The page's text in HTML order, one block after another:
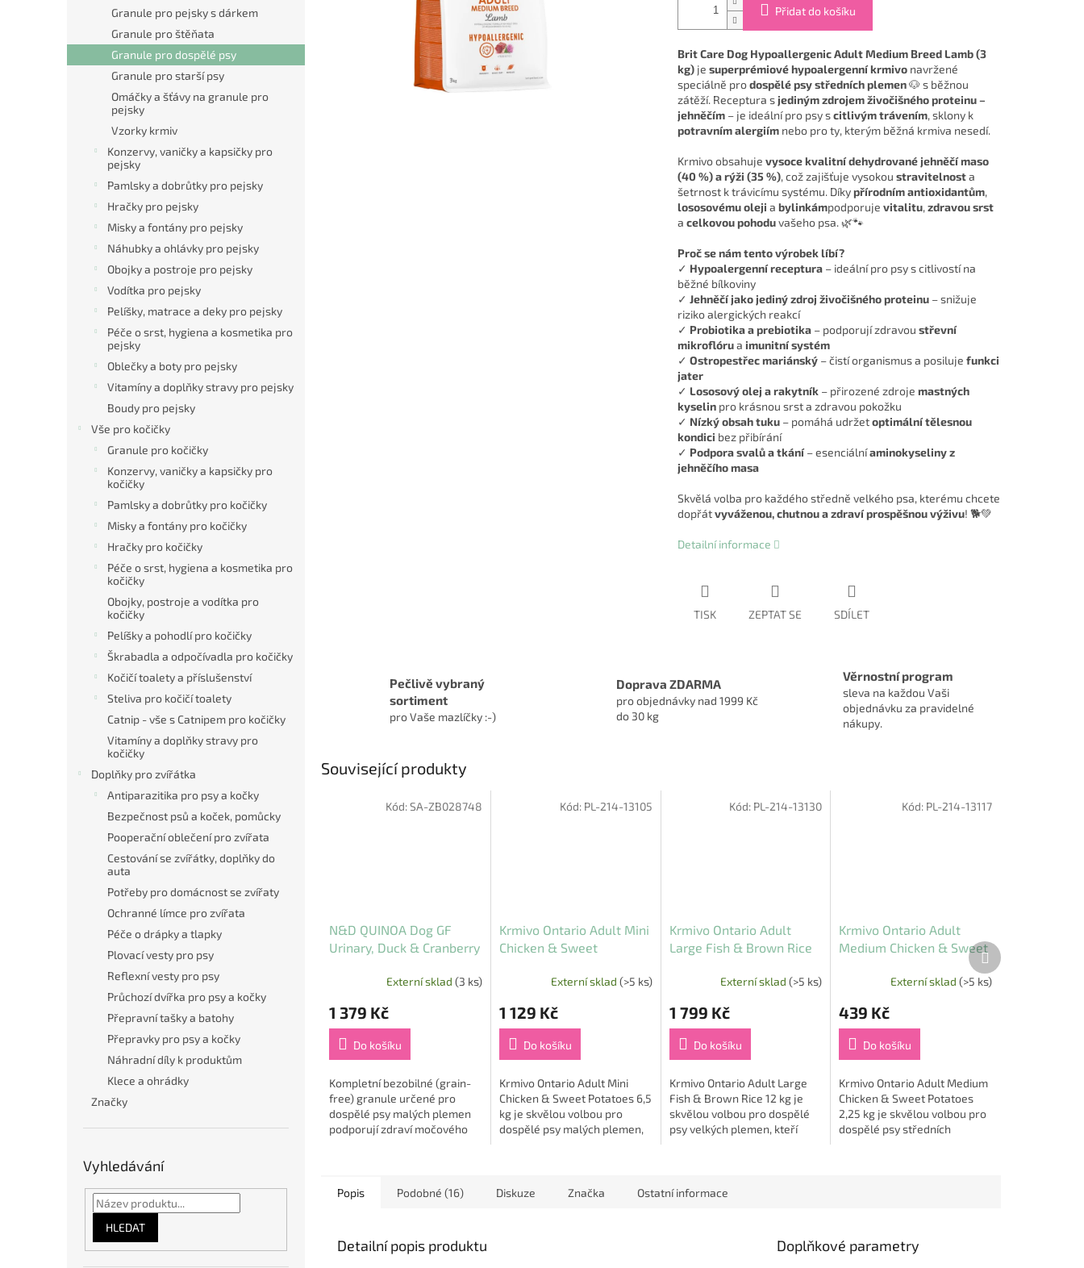
l
Granule pro pejsky s dárkem
Granule pro štěňata
Granule pro dospělé psy
Granule pro starší psy
Omáčky a šťávy na granule pro
pejsky
Vzorky krmiv
Konzervy, vaničky a kapsičky pro
pejsky
Pamlsky a dobrůtky pro pejsky
Hračky pro pejsky
Misky a fontány pro pejsky
Náhubky a ohlávky pro pejsky
Obojky a postroje pro pejsky
Vodítka pro pejsky
Pelíšky, matrace a deky pro pejsky
Péče o srst, hygiena a kosmetika pro
pejsky
Oblečky a boty pro pejsky
Vitamíny a doplňky stravy pro pejsky
Boudy pro pejsky
Vše pro kočičky
Granule pro kočičky
Konzervy, vaničky a kapsičky pro
kočičky
Pamlsky a dobrůtky pro kočičky
Misky a fontány pro kočičky
Hračky pro kočičky
Péče o srst, hygiena a kosmetika pro
kočičky
Obojky, postroje a vodítka pro
kočičky
Pelíšky a pohodlí pro kočičky
Škrabadla a odpočívadla pro kočičky
Kočičí toalety a příslušenství
Steliva pro kočičí toalety
Catnip - vše s Catnipem pro kočičky
Vitamíny a doplňky stravy pro
kočičky
Doplňky pro zvířátka
Antiparazitika pro psy a kočky
Bezpečnost psů a koček, pomůcky
Pooperační oblečení pro zvířata
Cestování se zvířátky, doplňky do
auta
Potřeby pro domácnost se zvířaty
Ochranné límce pro zvířata
Péče o drápky a tlapky
Plovací vesty pro psy
Reflexní vesty pro psy
Průchozí dvířka pro psy a kočky
Přepravní tašky a batohy
Přepravky pro psy a kočky
Náhradní díly k produktům
Klece a ohrádky
Značky
Vyhledávání
HLEDAT
Přidat do košíku
Brit Care Dog Hypoallergenic Adult Medium Breed Lamb (3
kg)je superprémiové hypoalergenní krmivonavržené
speciálně prodospělé psy středních plemen🐶 s běžnou
zátěží. Receptura s jediným zdrojem živočišného proteinu –
jehněčím– je ideální pro psy scitlivým trávením, sklony k
potravním alergiímnebo pro ty, kterým běžná krmiva nesedí.
Krmivo obsahuje vysoce kvalitní dehydrované jehněčí maso
(40 %) a rýži (35 %), což zajišťuje vysokou stravitelnosta
šetrnost k trávicímu systému. Díkypřírodním antioxidantům,
lososovému oleji a bylinkámpodporuje vitalitu,zdravou srst
a celkovou pohoduvašeho psa. 🌿🐾
Proč se nám tento výrobek líbí?
✓ Hypoalergenní receptura– ideální pro psy s citlivostí na
běžné bílkoviny
✓ Jehněčí jako jediný zdroj živočišného proteinu– snižuje
riziko alergických reakcí
✓ Probiotika a prebiotika– podporují zdravou střevní
mikroflórua imunitní systém
✓ Ostropestřec mariánský– čistí organismus a posiluje funkci
jater
✓ Lososový olej a rakytník– přirozené zdroje mastných
kyselinpro krásnou srst a zdravou pokožku
✓ Nízký obsah tuku– pomáhá udržetoptimální tělesnou
kondici bez přibírání
✓ Podpora svalů a tkání– esenciálníaminokyseliny z
jehněčího masa
Skvělá volba pro každého středně velkého psa, kterému chcete
dopřátvyváženou, chutnou a zdraví prospěšnou výživu! 🐕💚
Detailní informace
TISK ZEPTAT SE SDÍLET
Pečlivě vybraný
sortiment
pro Vaše mazlíčky :-)
Doprava ZDARMA
pro objednávky nad 1999 Kč
do 30 kg
Věrnostní program
sleva na každou Vaši
objednávku za pravidelné
nákupy.
Související produkty
N&D QUINOA Dog GF
Urinary, Duck & Cranberry
Externí sklad (3 ks)
1 379 Kč
Do košíku
Kompletní bezobilné (grain-
free) granule určené pro
dospělé psy malých plemen
podporují zdraví močového
Kód:SA-ZB028748
Krmivo Ontario Adult Mini
Chicken & Sweet
Externí sklad (>5 ks)
1 129 Kč
Do košíku
Krmivo Ontario Adult Mini
Chicken & Sweet Potatoes 6,5
kg je skvělou volbou pro
dospělé psy malých plemen,
Kód: PL-214-13105
Krmivo Ontario Adult
Large Fish & Brown Rice
Externí sklad(>5 ks)
1 799 Kč
Do košíku
Krmivo Ontario Adult Large
Fish & Brown Rice 12 kg je
skvělou volbou pro dospělé
psy velkých plemen, kteří
Kód: PL-214-13130
Krmivo Ontario Adult
Medium Chicken & Sweet
Externí sklad (>5 ks)
439 Kč
Do košíku
Krmivo Ontario Adult Medium
Chicken & Sweet Potatoes
2,25 kg je skvělou volbou pro
dospělé psy středních
Kód: PL-214-13117
Další
produkt
Popis Podobné (16) Diskuze Značka Ostatní informace
Detailní popis produktu Doplňkové parametry